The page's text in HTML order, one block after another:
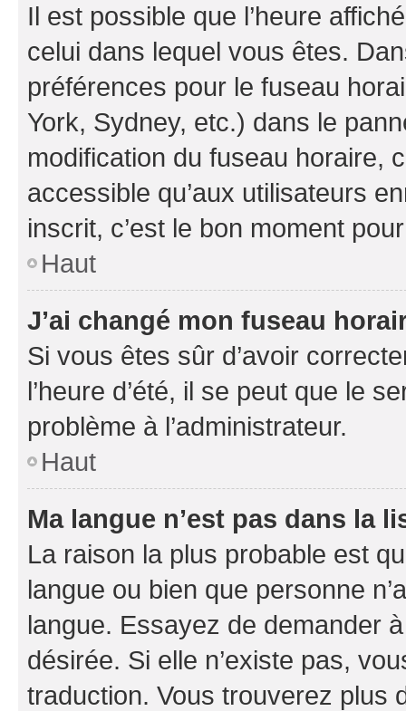
Il est possible que l’heure
celui dans lequel vous êtes.
préférences pour le fuseau
York, Sydney, etc.) dans le
modification du fuseau horaire,
accessible qu’aux utilisateurs
inscrit, c’est le bon moment
Haut
J’ai changé mon fuseau
Si vous êtes sûr d’avoir
l’heure d’été, il se peut que le
problème à l’administrateur.
Haut
Ma langue n’est pas dans la
La raison la plus probable est
langue ou bien que personne
langue. Essayez de demander
désirée. Si elle n’existe pas,
traduction. Vous trouverez plus